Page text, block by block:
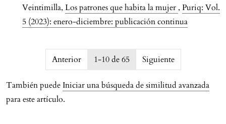
Veintimilla, Los patrones que habita la mujer , Puriq: Vol.
5 (2023): enero-diciembre: publicación continua
issue.pagination6a7629a1bcb77
Anterior 1-10 de 65 Siguiente
También puede Iniciar una búsqueda de similitud avanzada
para este artículo.